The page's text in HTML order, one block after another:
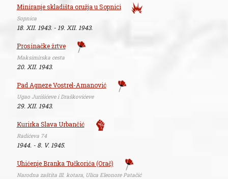
Miniranje skladišta oružja u Sopnici
Sopnica
18. XII. 1943. - 19. XII. 1943.
Prosinačke žrtve
Maksimirska cesta
20. XII. 1943.
Pad Agneze Vostrel-Amanović
Ugao Jurišićeve i Draškovićeve
29. XII. 1943.
Kurirka Slava Urbančić
Radićeva 74
1944. - 8. V. 1945.
Uhićenje Branka Tučkorića (Orač)
Narodna zaštita III. kotara, Ulica Eleonore Patačić